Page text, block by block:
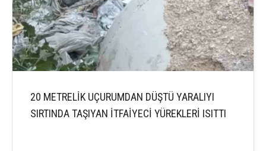
20 METRELİK UÇURUMDAN DÜŞTÜ YARALIYI
SIRTINDA TAŞIYAN İTFAİYECİ YÜREKLERİ ISITTI